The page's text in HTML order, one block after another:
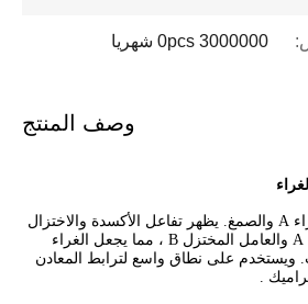
3000000 0pcs شهريا
وصف المنتج
يحتوي هذا المنتج على الغراء A والصمغ. يظهر تفاعل الأكسدة والاختزال
بعد خليط العامل المؤكسد A والعامل المختزل B ، مما يجعل الغراء
على نطاق واسع لترابط المعادن
.